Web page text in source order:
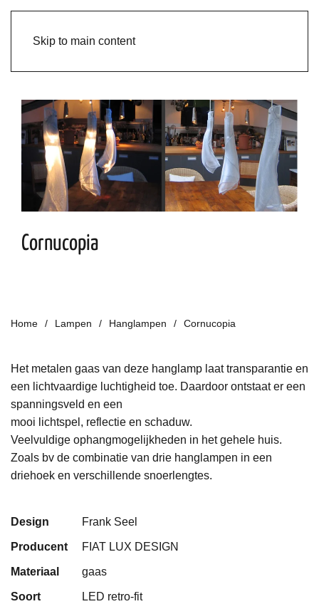
Skip to main content
Cornucopia
Home Lampen Hanglampen Cornucopia
Het metalen gaas van deze hanglamp laat transparantie en
een lichtvaardige luchtigheid toe. Daardoor ontstaat er een
spanningsveld en een
mooi lichtspel, reflectie en schaduw.
Veelvuldige ophangmogelijkheden in het gehele huis.
Zoals bv de combinatie van drie hanglampen in een
driehoek en verschillende snoerlengtes.
Design Frank Seel
Producent FIAT LUX DESIGN
Materiaal gaas
Soort
LED retro-fit